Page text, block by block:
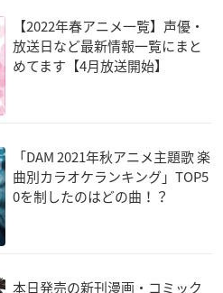
【2022年春アニメ一覧】声優・
放送日など最新情報一覧にまと
めてます【4月放送開始】
「DAM 2021年秋アニメ主題歌 楽
曲別カラオケランキング」TOP5
0を制したのはどの曲！？
本日発売の新刊漫画・コミック